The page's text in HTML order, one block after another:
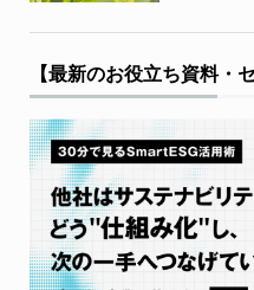
【最新のお役立ち資料・